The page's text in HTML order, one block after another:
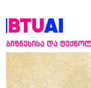
ბიზნესისა და